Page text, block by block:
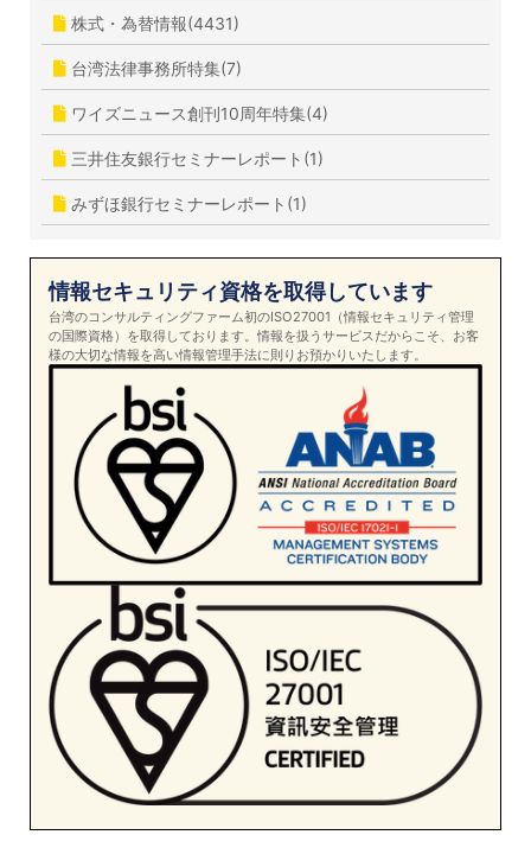
株式・為替情報(4431)
台湾法律事務所特集(7)
ワイズニュース創刊10周年特集(4)
三井住友銀行セミナーレポート(1)
みずほ銀行セミナーレポート(1)
情報セキュリティ資格を取得しています
台湾のコンサルティングファーム初のISO27001（情報セキュリティ管理
の国際資格）を取得しております。情報を扱うサービスだからこそ、お客
様の大切な情報を高い情報管理手法に則りお預かりいたします。